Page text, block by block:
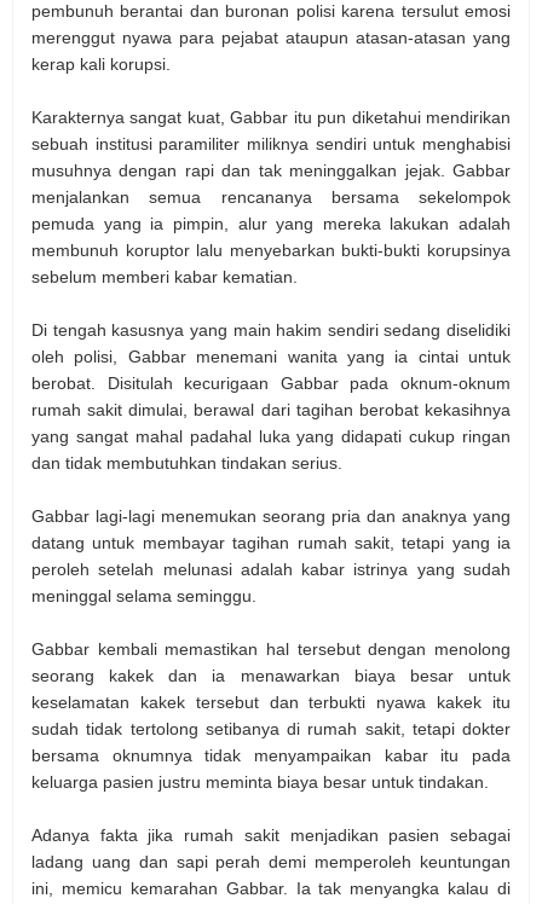
pembunuh berantai dan buronan polisi karena tersulut emosi
merenggut nyawa para pejabat ataupun atasan-atasan yang
kerap kali korupsi.
Karakternya sangat kuat, Gabbar itu pun diketahui mendirikan
sebuah institusi paramiliter miliknya sendiri untuk menghabisi
musuhnya dengan rapi dan tak meninggalkan jejak. Gabbar
menjalankan semua rencananya bersama sekelompok
pemuda yang ia pimpin, alur yang mereka lakukan adalah
membunuh koruptor lalu menyebarkan bukti-bukti korupsinya
sebelum memberi kabar kematian.
Di tengah kasusnya yang main hakim sendiri sedang diselidiki
oleh polisi, Gabbar menemani wanita yang ia cintai untuk
berobat. Disitulah kecurigaan Gabbar pada oknum-oknum
rumah sakit dimulai, berawal dari tagihan berobat kekasihnya
yang sangat mahal padahal luka yang didapati cukup ringan
dan tidak membutuhkan tindakan serius.
Gabbar lagi-lagi menemukan seorang pria dan anaknya yang
datang untuk membayar tagihan rumah sakit, tetapi yang ia
peroleh setelah melunasi adalah kabar istrinya yang sudah
meninggal selama seminggu.
Gabbar kembali memastikan hal tersebut dengan menolong
seorang kakek dan ia menawarkan biaya besar untuk
keselamatan kakek tersebut dan terbukti nyawa kakek itu
sudah tidak tertolong setibanya di rumah sakit, tetapi dokter
bersama oknumnya tidak menyampaikan kabar itu pada
keluarga pasien justru meminta biaya besar untuk tindakan.
Adanya fakta jika rumah sakit menjadikan pasien sebagai
ladang uang dan sapi perah demi memperoleh keuntungan
ini, memicu kemarahan Gabbar. Ia tak menyangka kalau di